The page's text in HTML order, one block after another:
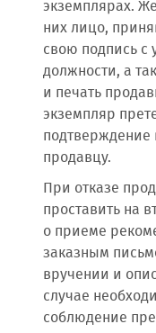
экземплярах.
них лицо,
свою подпись
должности, а
и печать
экземпляр
продавцу.
При отказе
проставить на
о приеме
заказным
вручении и
случае
соблюдение